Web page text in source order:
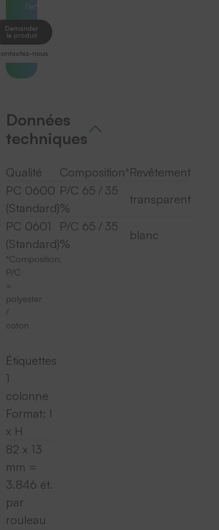
l'ensemble.
Demander
le produit
nous
Données
techniques
Qualité Composition*Revêtement
PC 0600
(Standard)
P/C 65 / 35
%
transparent
PC 0601
(Standard)
P/C 65 / 35
%
blanc
*Composition:
P/C
=
polyester
/
coton
Étiquettes
1
colonne
Format: l
x H
82 x 13
mm =
3.846 ét.
par
rouleau